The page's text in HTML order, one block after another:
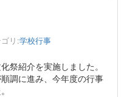
リ:学校行事
祭紹介を実施しました。
調に進み、今年度の行事